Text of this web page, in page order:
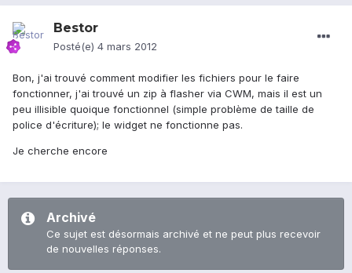
Bestor
Posté(e) 4 mars 2012
Bon, j'ai trouvé comment modifier les fichiers pour le faire
fonctionner, j'ai trouvé un zip à flasher via CWM, mais il est un
peu illisible quoique fonctionnel (simple problème de taille de
police d'écriture); le widget ne fonctionne pas.
Je cherche encore
Archivé
Ce sujet est désormais archivé et ne peut plus recevoir
de nouvelles réponses.